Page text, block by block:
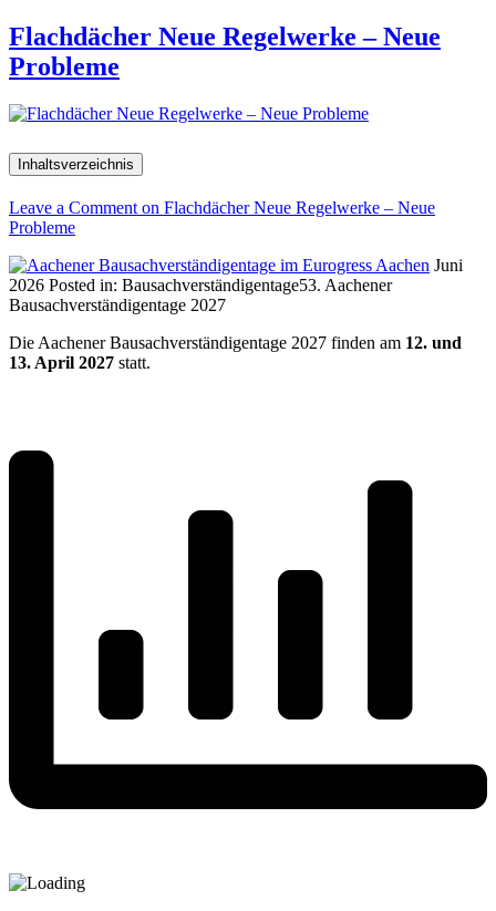
Flachdächer Neue Regelwerke – Neue
Probleme
Inhaltsverzeichnis
Leave a Comment on Flachdächer Neue Regelwerke – Neue
Probleme
Juni
2026 Posted in: Bausachverständigentage53. Aachener
Bausachverständigentage 2027
Die Aachener Bausachverständigentage 2027 finden am 12. und
13. April 2027 statt.